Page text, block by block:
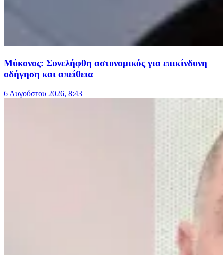
Μύκονος: Συνελήφθη αστυνομικός για επικίνδυνη
οδήγηση και απείθεια
6 Αυγούστου 2026, 8:43